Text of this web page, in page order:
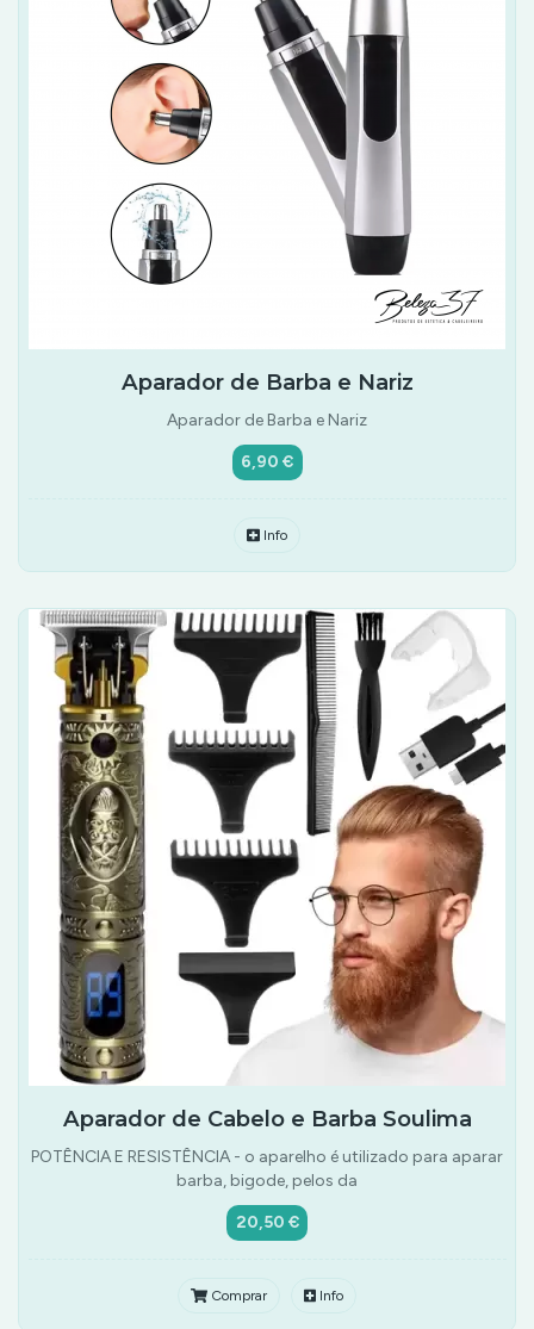
Aparador de Barba e Nariz
Aparador de Barba e Nariz
6,90 €
Info
Aparador de Cabelo e Barba Soulima
POTÊNCIA E RESISTÊNCIA - o aparelho é utilizado para aparar
barba, bigode, pelos da
20,50 €
Comprar Info